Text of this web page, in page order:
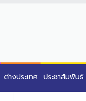
ต่างประเทศ ประชาสัมพันธ์